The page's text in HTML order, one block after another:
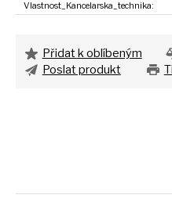
Vlastnost_Kancelarska_technika:
Přidat k oblíbeným
Poslat produkt